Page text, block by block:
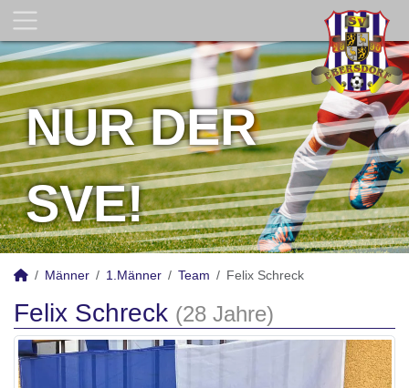
NUR DER
SVE!
Männer 1.Männer Team Felix Schreck
Felix Schreck (28 Jahre)